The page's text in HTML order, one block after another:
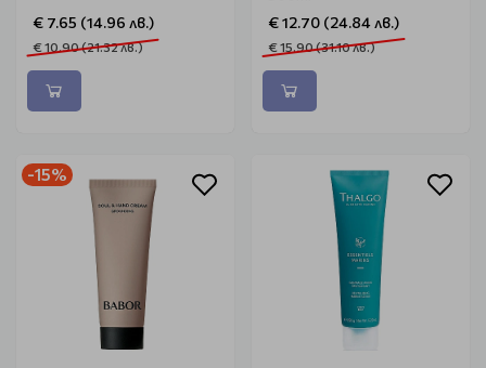
€ 7.65 (14.96 лв.)
€ 10.90 (21.32 лв.)
€ 12.70 (24.84 лв.)
€ 15.90 (31.10 лв.)
-15%